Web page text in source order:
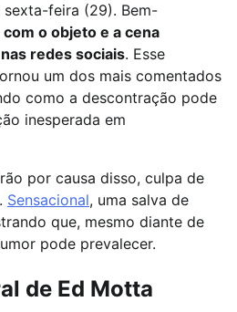
feira (29). Bem-
o objeto e a cena
redes sociais. Esse
um dos mais comentados
como a descontração pode
inesperada em
por causa disso, culpa de
Sensacional, uma salva de
que, mesmo diante de
pode prevalecer.
de Ed Motta